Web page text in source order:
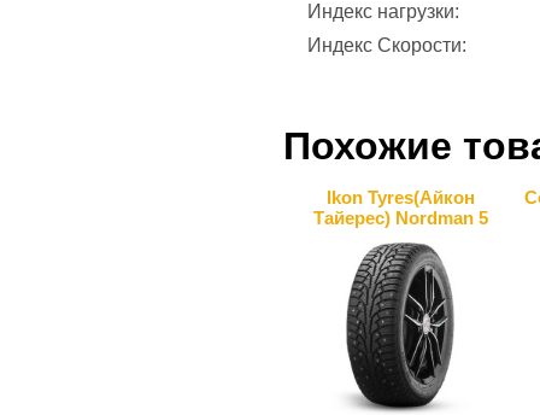
Индекс нагрузки:
Индекс Скорости:
Похожие
Ikon Tyres(Айкон
Тайерес) Nordman 5